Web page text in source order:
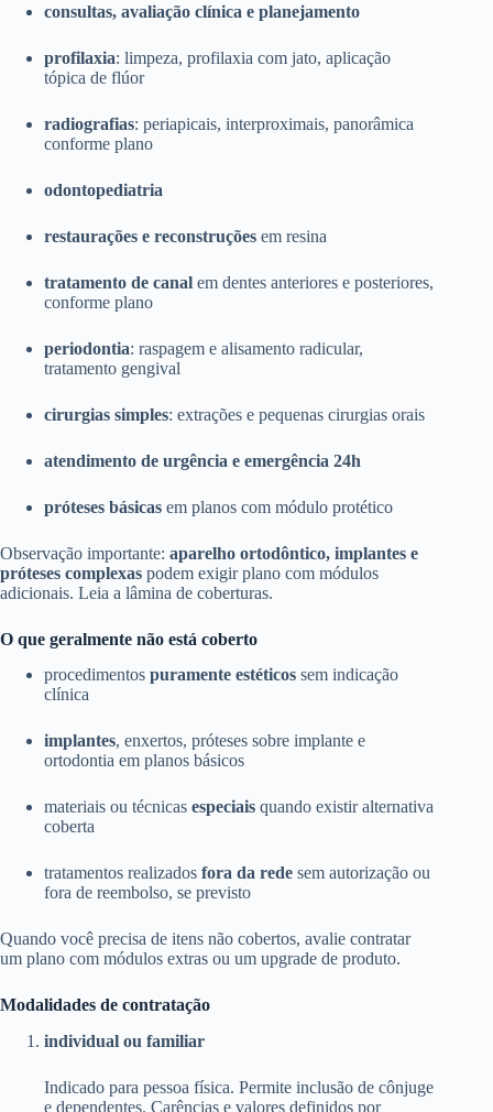
consultas, avaliação clínica e planejamento
profilaxia: limpeza, profilaxia com jato, aplicação
tópica de flúor
radiografias: periapicais, interproximais, panorâmica
conforme plano
odontopediatria
restaurações e reconstruções em resina
tratamento de canal em dentes anteriores e posteriores,
conforme plano
periodontia: raspagem e alisamento radicular,
tratamento gengival
cirurgias simples: extrações e pequenas cirurgias orais
atendimento de urgência e emergência 24h
próteses básicas em planos com módulo protético
Observação importante: aparelho ortodôntico, implantes e
próteses complexas podem exigir plano com módulos
adicionais. Leia a lâmina de coberturas.
O que geralmente não está coberto
procedimentos puramente estéticos sem indicação
clínica
implantes, enxertos, próteses sobre implante e
ortodontia em planos básicos
materiais ou técnicas especiais quando existir alternativa
coberta
tratamentos realizados fora da rede sem autorização ou
fora de reembolso, se previsto
Quando você precisa de itens não cobertos, avalie contratar
um plano com módulos extras ou um upgrade de produto.
Modalidades de contratação
individual ou familiar
Indicado para pessoa física. Permite inclusão de cônjuge
e dependentes. Carências e valores definidos por